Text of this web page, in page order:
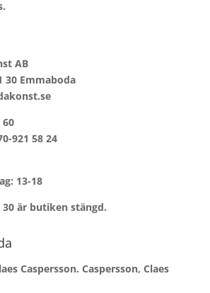
AB
30 Emmaboda
60
921 58 24
13-18
30 är butiken stängd.
Caspersson, Claes